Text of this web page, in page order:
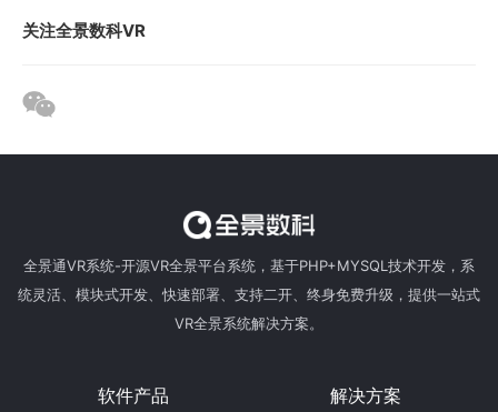
关注全景数科VR
全景通VR系统-开源VR全景平台系统，基于PHP+MYSQL技术开发，系
统灵活、模块式开发、快速部署、支持二开、终身免费升级，提供一站式
VR全景系统解决方案。
软件产品 解决方案